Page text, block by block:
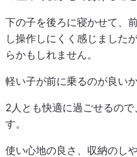
下の子を後ろに寝かせて、
し操作しにくく感じました
らかもしれません。
軽い子が前に乗るのが良い
2人とも快適に過ごせるの
す。
使い心地の良さ、収納のし